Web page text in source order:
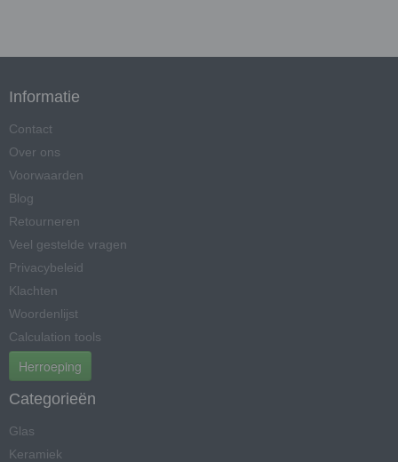
Informatie
Contact
Over ons
Voorwaarden
Blog
Retourneren
Veel gestelde vragen
Privacybeleid
Klachten
Woordenlijst
Calculation tools
Herroeping
Categorieën
Glas
Keramiek